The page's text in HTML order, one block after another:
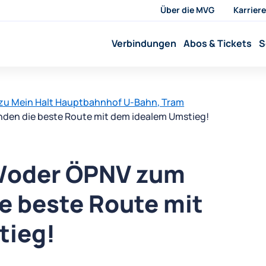
Über die MVG Karriere
Verbindungen Abos & Tickets
Mein Halt Hauptbahnhof U-Bahn, Tram
die beste Route mit dem idealem Umstieg!
ÖPNV zum
beste Route mit